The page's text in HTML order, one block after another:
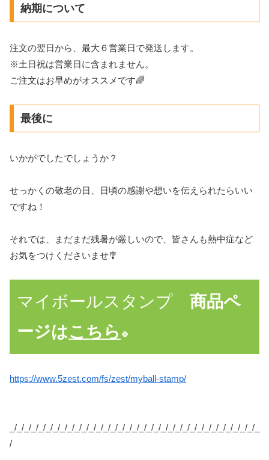
納期について
注文の翌日から、最大６営業日で発送します。
※土日祝は営業日に含まれません。
ご注文はお早めがオススメです🌈
最後に
いかがでしたでしょうか？
せっかくの敬老の日、日頃の感謝や想いを伝えられたらいい
ですね！
それでは、まだまだ残暑が厳しいので、皆さんも熱中症など
お気をつけくださいませ🎐
マイボールスタンプ 商品ペ
ージはこちら 🍀
https://www.5zest.com/fs/zest/myball-stamp/
_/_/_/_/_/_/_/_/_/_/_/_/_/_/_/_/_/_/_/_/_/_/_/_/_/_/_/_/_/_/_/_/_/_/_
/